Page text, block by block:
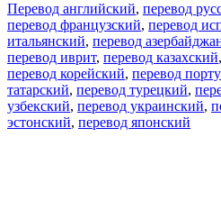
Перевод английский, перевод
перевод французский, перевод
итальянский, перевод
перевод иврит, перевод казахский,
перевод корейский, перевод
татарский, перевод турецкий,
узбекский, перевод украинский,
эстонский, перевод японский